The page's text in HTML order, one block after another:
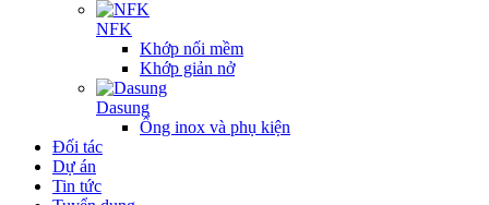
NFK
Khớp nối mềm
Khớp giản nở
Dasung
Ống inox và phụ kiện
Đối tác
Dự án
Tin tức